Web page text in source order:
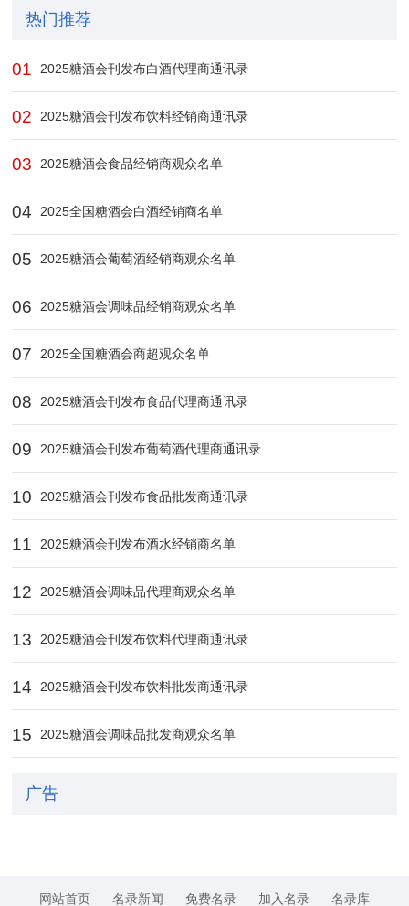
热门推荐
01 2025糖酒会刊发布白酒代理商通讯录
02 2025糖酒会刊发布饮料经销商通讯录
03 2025糖酒会食品经销商观众名单
04 2025全国糖酒会白酒经销商名单
05 2025糖酒会葡萄酒经销商观众名单
06 2025糖酒会调味品经销商观众名单
07 2025全国糖酒会商超观众名单
08 2025糖酒会刊发布食品代理商通讯录
09 2025糖酒会刊发布葡萄酒代理商通讯录
10 2025糖酒会刊发布食品批发商通讯录
11 2025糖酒会刊发布酒水经销商名单
12 2025糖酒会调味品代理商观众名单
13 2025糖酒会刊发布饮料代理商通讯录
14 2025糖酒会刊发布饮料批发商通讯录
15 2025糖酒会调味品批发商观众名单
广告
网站首页 名录新闻 免费名录 加入名录 名录库